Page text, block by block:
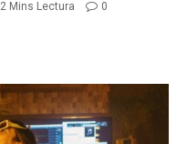
2 Mins Lectura 0